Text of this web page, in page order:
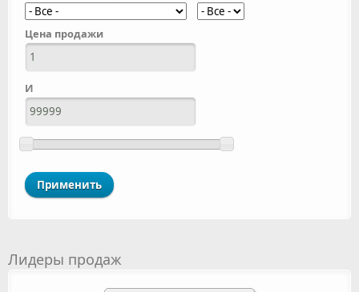
Цена продажи
И
Лидеры продаж